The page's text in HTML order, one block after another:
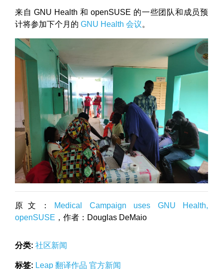
来自 GNU Health 和 openSUSE 的一些团队和成员预
计将参加下个月的 GNU Health 会议。
原文：
Medical Campaign uses GNU Health,
openSUSE ，作者：Douglas DeMaio
分类: 社区新闻
标签: Leap 翻译作品 官方新闻